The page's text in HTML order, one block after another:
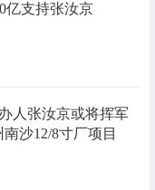
亿支持张汝京
人张汝京或将挥军
沙12/8寸厂项目